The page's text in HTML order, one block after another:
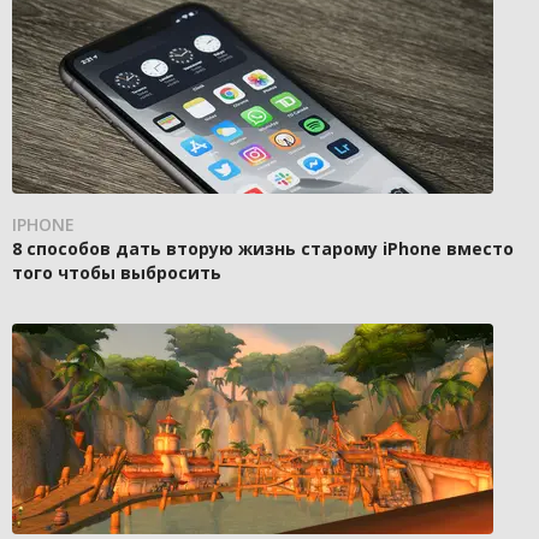
IPHONE
8 способов дать вторую жизнь старому iPhone вместо
того чтобы выбросить